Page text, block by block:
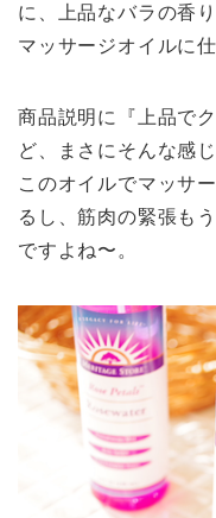
に、上品なバラの香
マッサージオイルに
商品説明に『上品で
ど、まさにそんな感じ
このオイルでマッサ
るし、筋肉の緊張も
ですよね〜。